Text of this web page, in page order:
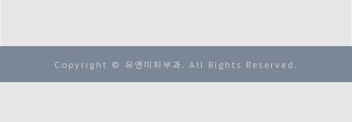
Copyright © 유앤미피부과. All Rights Reserved.